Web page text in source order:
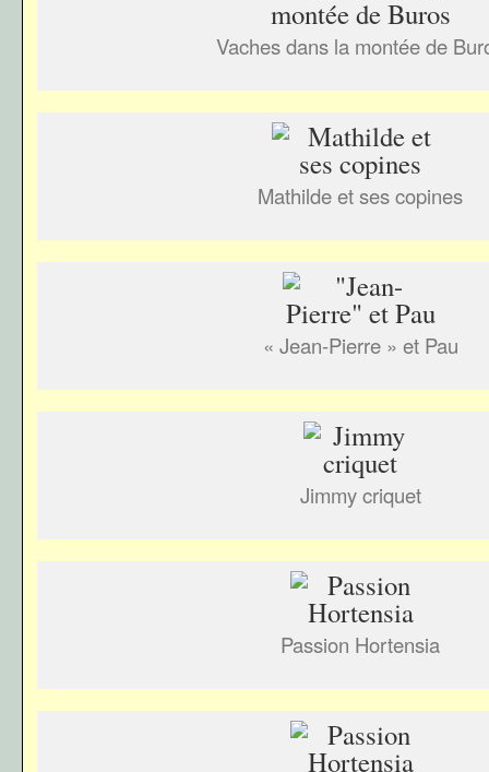
Vaches dans la montée de
Mathilde et ses copines
« Jean-Pierre » et Pau
Jimmy criquet
Passion Hortensia